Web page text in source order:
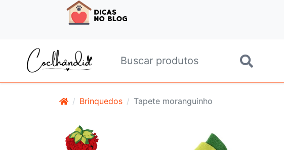
Brinquedos Tapete moranguinho